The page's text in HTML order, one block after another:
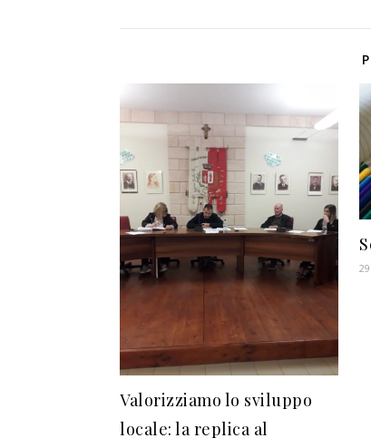
Valorizziamo lo sviluppo
locale: la replica al